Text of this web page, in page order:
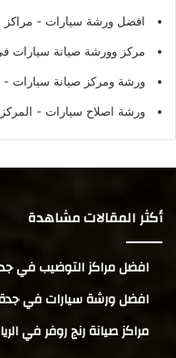
افضل ورشة سيارات - مراكز
مركز وورشة صيانة سيارات
ورشة ومركز صيانة سيارات -
ورشة اصلاح سيارات -
أكثر المقالات مشاهدة
افضل مراكز التوضيب في
افضل ورشة سيارات في
مراكز صيانة رنج روفر في